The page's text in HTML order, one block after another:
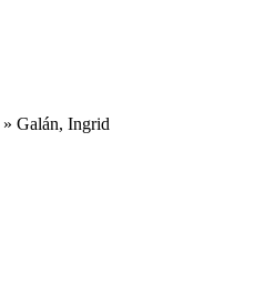
» Galán, Ingrid